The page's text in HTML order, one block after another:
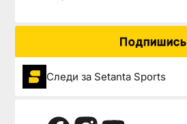
Подпишись
Следи за Setanta Sports